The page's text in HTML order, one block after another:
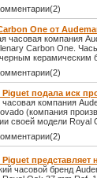
One от
часовая компания
Carbon One.
керамическим
Piguet подала иск
часовая компания
(компания
своей модели Royal
Piguet
часовой бренд